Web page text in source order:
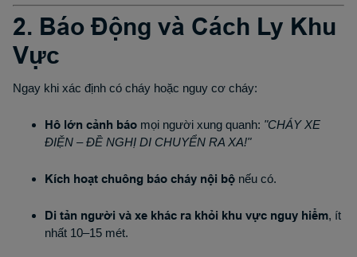
2. Báo Động và Cách Ly Khu
Vực
Ngay khi xác định có cháy hoặc nguy cơ cháy:
Hô lớn cảnh báo mọi người xung quanh: "CHÁY XE
ĐIỆN – ĐỀ NGHỊ DI CHUYỂN RA XA!"
Kích hoạt chuông báo cháy nội bộ nếu có.
Di tản người và xe khác ra khỏi khu vực nguy hiểm, ít
nhất 10–15 mét.